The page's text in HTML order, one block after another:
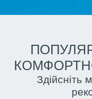
Здійсніть